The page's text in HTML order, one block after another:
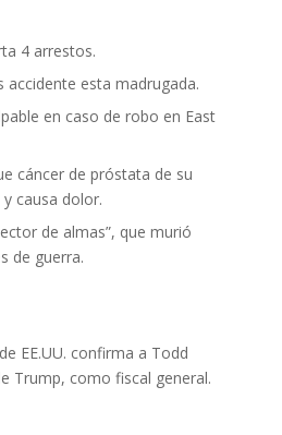
4 arrestos.
esta madrugada.
en caso de robo en East
cáncer de próstata de su
causa dolor.
de almas”, que murió
de guerra.
EE.UU. confirma a Todd
Trump, como fiscal general.